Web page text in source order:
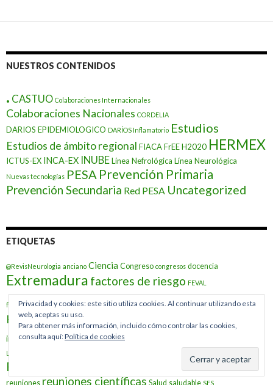
las
NUESTROS CONTENIDOS
. CASTUO Colaboraciones Internacionales
Colaboraciones Nacionales CORDELIA
DARIOS EPIDEMIOLOGICO DARÍOS Inflamatorio Estudios
Estudios de ámbito regional FIACAFrEEH2020 HERMEX
ICTUS-EX INCA-EX INUBELínea Nefrológica Línea Neurológica
Nuevas tecnologías PESA Prevención Primaria
Prevención Secundaria Red PESA Uncategorized
ETIQUETAS
@RevisNeurologia anciano Ciencia Congreso congresos docencia
Extremadura factores de riesgo FEVAL
fibrilación auricular FragilidadFUNDESALUDGRIMEX
HERMEX IAM INCA
insuficiencia cardiacaINUBEinvestigación
Línea Riesgo Cardiovascular Nuevas Tecnologías
PESA reconocimientos
reuniones reuniones científicas Salud saludable SES
Privacidad y cookies: este sitio utiliza cookies. Al continuar utilizando esta
web, aceptas su uso.
Para obtener más información, incluido cómo controlar las cookies,
consulta aquí:Política de cookies